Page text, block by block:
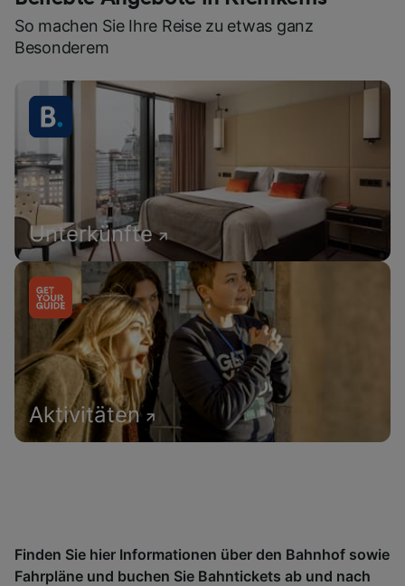
So machen Sie Ihre Reise zu etwas ganz
Besonderem
Unterkünfte
Aktivitäten
Finden Sie hier Informationen über den Bahnhof sowie
Fahrpläne und buchen Sie Bahntickets ab und nach